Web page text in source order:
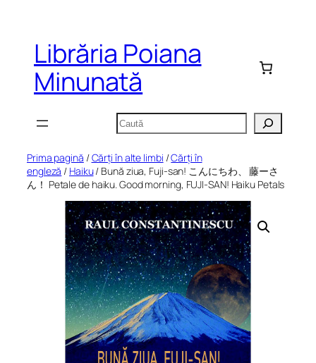
conținutLibrăria Poiana
Minunată
Caută
Prima pagină /Cărți în alte limbi /Cărți în
engleză / Haiku/ Bună ziua, Fuji-san! こんにちわ、 藤ーさ
ん！ Petale de haiku. Good morning, FUJI-SAN! Haiku Petals